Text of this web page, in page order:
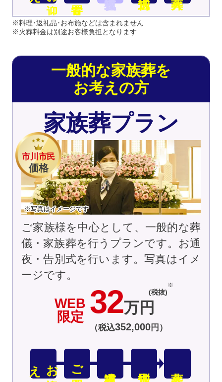
※料理･返礼品･お布施などは含まれません
※火葬料金は別途お客様負担となります
市川市民
価格
※写真はイメージです
一般的な家族葬を
お考えの方
家族葬プラン
WEB
限定 32万円
(税抜)
（税込352,000円）
お
迎
え ご安置
ご家族様を中心として、一般的な葬
儀・家族葬を行うプランです。お通
夜・告別式を行います。写真はイメ
ージです。